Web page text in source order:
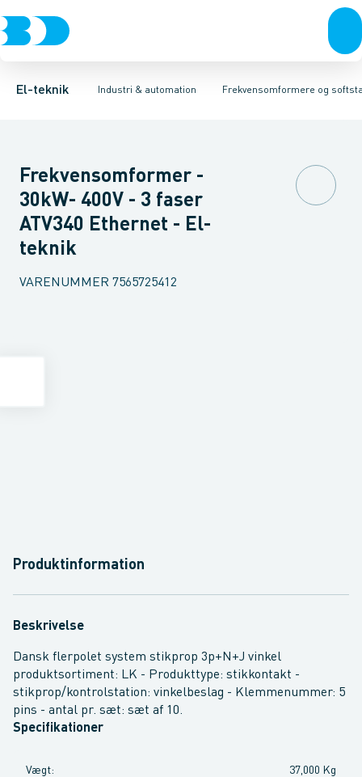
El-teknik Industri & automation
Afbrydere, stikkontakter & lampeudtagForgreningsmateriel
Frekvensomformere og
Industristiksystemer Frekvensomformere og softstartere
Frekvensomformer =˂1 kVFilter for lavspændingSoft Starter
Frekvensomformer -
30kW- 400V - 3 faser
ATV340 Ethernet - El-
teknik
VARENUMMER 7565725412
Produktinformation
Beskrivelse
Dansk flerpolet system stikprop 3p+N+J vinkel
produktsortiment: LK - Produkttype: stikkontakt -
stikprop/kontrolstation: vinkelbeslag - Klemmenummer: 5
pins - antal pr. sæt: sæt af 10.
Specifikationer
Vægt: 37,000 Kg